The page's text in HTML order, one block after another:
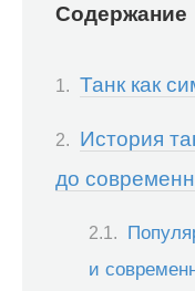
Содержание
Танк как
История
до
и